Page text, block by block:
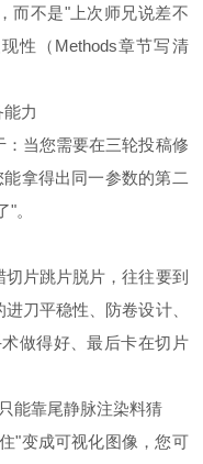
不是"上次师兄说差不
性（Methods章节写清
力
当您需要在三轮投稿修
拿得出同一参数的第二
。
片跳片脱片，往往要到
刀平稳性、防卷设计、
做得好、最后卡在切片
能靠尾静脉注染料猜
"变成可视化图像，您可